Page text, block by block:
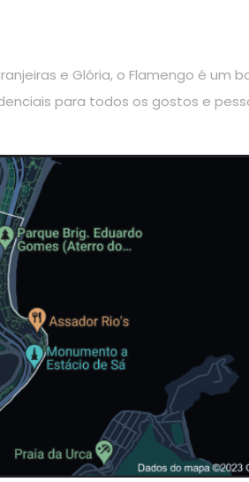
e Glória, o Flamengo é um
para todos os gostos e